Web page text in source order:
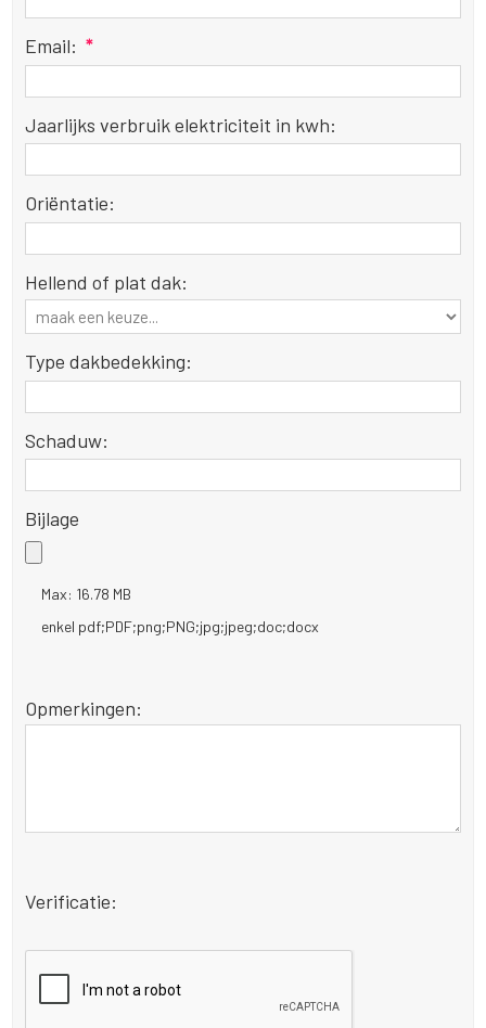
Email: *
Jaarlijks verbruik elektriciteit in kwh:
Oriëntatie:
Hellend of plat dak:
Type dakbedekking:
Schaduw:
Bijlage
Max: 16.78 MB
enkel pdf;PDF;png;PNG;jpg;jpeg;doc;docx
Opmerkingen:
Verificatie: